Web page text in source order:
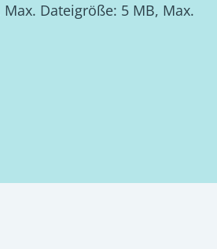
Dateigröße: 5 MB, Max.